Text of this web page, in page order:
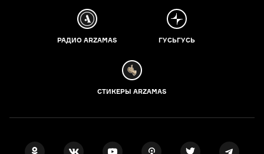
РАДИО ARZAMAS ГУСЬГУСЬ
СТИКЕРЫ ARZAMAS